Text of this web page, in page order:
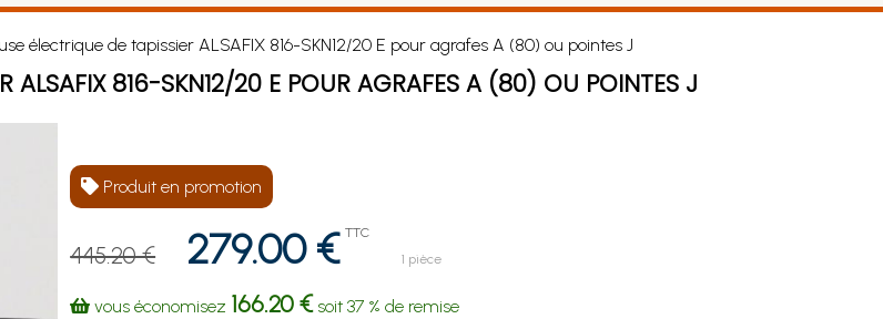
électrique de tapissier ALSAFIX 816-SKN12/20 E pour agrafes A (80) ou pointes J
ALSAFIX 816-SKN12/20 E POUR AGRAFES A (80) OU POINTES J
Produit en promotion
445.20 € 279.00 € TTC
1 pièce
vous économisez 166.20 €soit37 % de remise